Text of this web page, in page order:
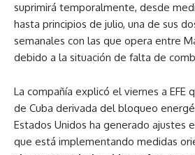
suprimirá temporalmente, desde
hasta principios de julio, una de sus
semanales con las que opera entre
debido a la situación de falta de
La compañía explicó el viernes a EFE
de Cuba derivada del bloqueo
Estados Unidos ha generado ajustes
que está implementando medidas